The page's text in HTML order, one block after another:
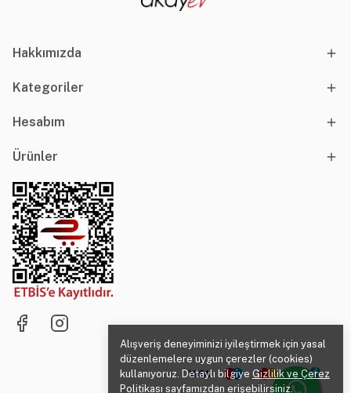
Alışveriş deneyiminizi iyileştirmek için yasal
düzenlemelere uygun çerezler (cookies)
kullanıyoruz. Detaylı bilgiye Gizlilik ve Çerez
Politikası sayfamızdan erişebilirsiniz.
Hakkımızda
Kategoriler
Hesabım
Ürünler